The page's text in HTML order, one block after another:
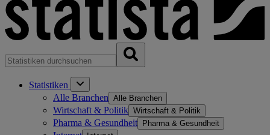
Statistiken
Alle Branchen Alle Branchen
Wirtschaft & Politik Wirtschaft & Politik
Pharma & Gesundheit Pharma & Gesundheit